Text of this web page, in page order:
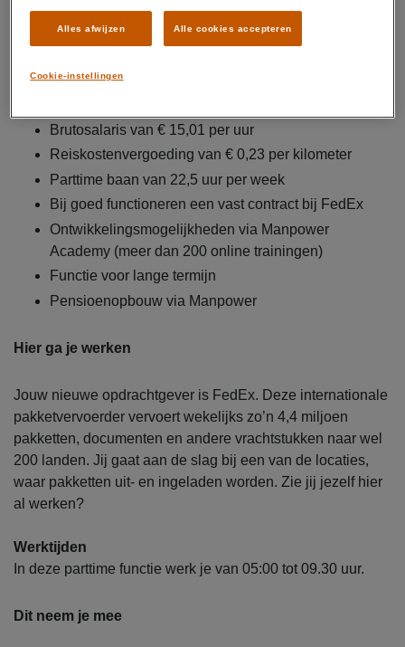
Zien hoe jouw werkdag bij FedEx er ongeveer uit zal
Brutosalaris van € 15,01 per uur
Reiskostenvergoeding van € 0,23 per kilometer
Parttime baan van 22,5 uur per week
Bij goed functioneren een vast contract bij FedEx
Ontwikkelingsmogelijkheden via Manpower
Academy (meer dan 200 online trainingen)
Functie voor lange termijn
Pensioenopbouw via Manpower
Hier ga je werken
Jouw nieuwe opdrachtgever is FedEx. Deze internationale
pakketvervoerder vervoert wekelijks zo’n 4,4 miljoen
pakketten, documenten en andere vrachtstukken naar wel
200 landen. Jij gaat aan de slag bij een van de locaties,
waar pakketten uit- en ingeladen worden. Zie jij jezelf hier
al werken?
Werktijden
In deze parttime functie werk je van 05:00 tot 09.30 uur.
Dit neem je mee
Cookie-instellingen
Alles afwijzen Alle cookies accepteren